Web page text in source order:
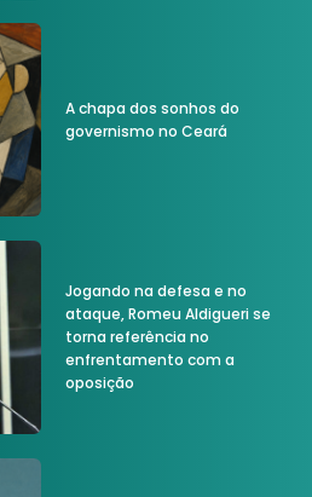
A chapa dos sonhos do
governismo no Ceará
Jogando na defesa e no
ataque, Romeu Aldigueri se
torna referência no
enfrentamento com a
oposição